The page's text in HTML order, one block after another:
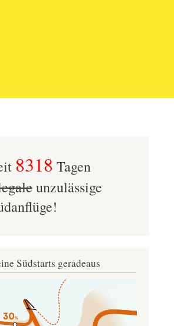
8318 Tagen
unzulässige
Südstarts geradeaus